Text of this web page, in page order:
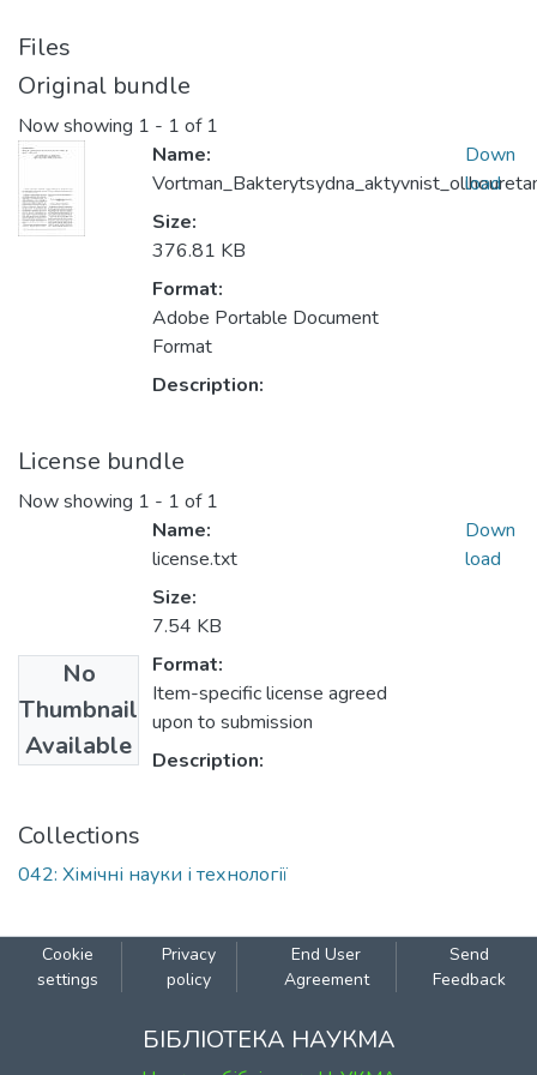
Files
Original bundle
Now showing 1 - 1 of 1
Name:
Size:
376.81 KB
Format:
Adobe Portable Document
Format
Description:
Down
load
License bundle
Now showing 1 - 1 of 1
No
Thumbnail
Available
Name:
license.txt
Size:
7.54 KB
Format:
Item-specific license agreed
upon to submission
Description:
Down
load
Collections
042: Xімічні науки і технології
Cookie
settings
Privacy
policy
End User
Agreement
Send
Feedback
БІБЛІОТЕКА НАУКМА